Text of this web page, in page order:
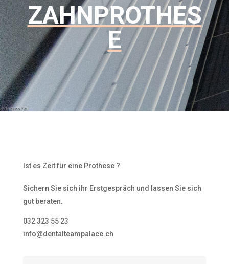
ZAHNPROTHES
E
Ist es Zeit für eine Prothese ?
Sichern Sie sich ihr Erstgespräch und lassen Sie sich
gut beraten.
032 323 55 23
info@dentalteampalace.ch